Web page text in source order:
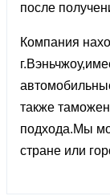
после
Компания
также
подхода.Мы
стране или